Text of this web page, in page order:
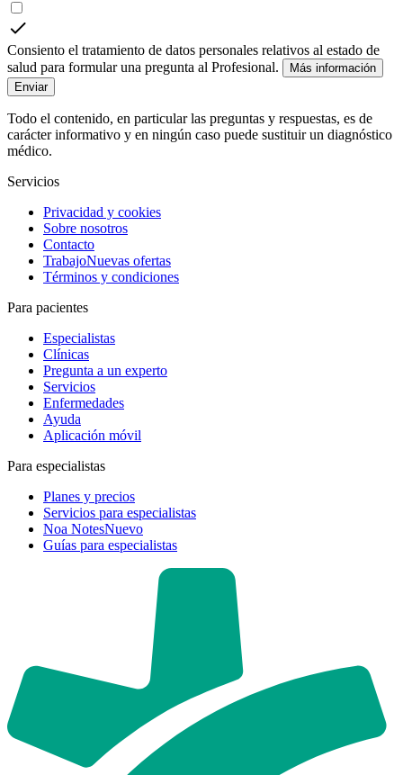
Consiento el tratamiento de datos personales relativos al estado de
salud para formular una pregunta al Profesional.
Más información
Enviar
Todo el contenido, en particular las preguntas y respuestas, es de
carácter informativo y en ningún caso puede sustituir un diagnóstico
médico.
Servicios
Privacidad y cookies
Sobre nosotros
Contacto
TrabajoNuevas ofertas
Términos y condiciones
Para pacientes
Especialistas
Clínicas
Pregunta a un experto
Servicios
Enfermedades
Ayuda
Aplicación móvil
Para especialistas
Planes y precios
Servicios para especialistas
Noa NotesNuevo
Guías para especialistas